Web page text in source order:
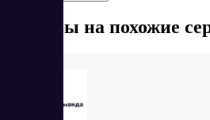
Отзывы на похожие